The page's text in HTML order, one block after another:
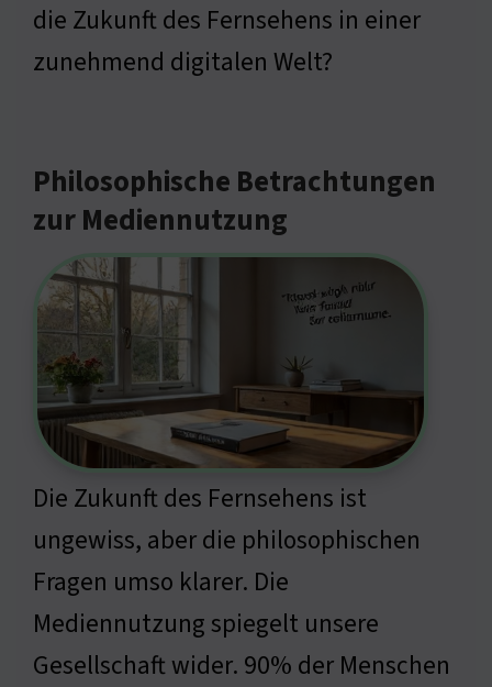
die Zukunft des Fernsehens in einer
zunehmend digitalen Welt?
Philosophische Betrachtungen
zur Mediennutzung
Die Zukunft des Fernsehens ist
ungewiss, aber die philosophischen
Fragen umso klarer. Die
Mediennutzung spiegelt unsere
Gesellschaft wider. 90% der Menschen